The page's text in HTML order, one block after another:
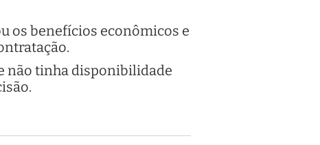
os benefícios econômicos e
não tinha disponibilidade